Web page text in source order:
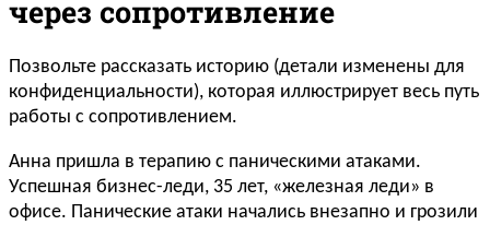
через сопротивление
Позвольте рассказать историю (детали изменены для
конфиденциальности), которая иллюстрирует весь путь
работы с сопротивлением.
Анна пришла в терапию с паническими атаками.
Успешная бизнес-леди, 35 лет, «железная леди» в
офисе. Панические атаки начались внезапно и грозили